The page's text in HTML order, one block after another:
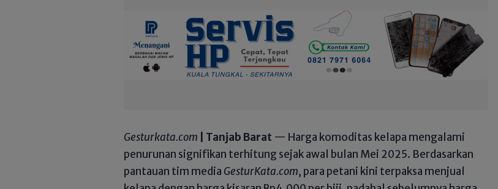
Gesturkata.com | Tanjab Barat — Harga komoditas kelapa mengalami
penurunan signifikan terhitung sejak awal bulan Mei 2025. Berdasarkan
pantauan tim media GesturKata.com, para petani kini terpaksa menjual